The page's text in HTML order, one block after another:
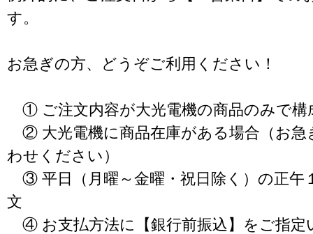
す。
お急ぎの方、どうぞご利用ください！
① ご注文内容が大光電機の商品のみで構
② 大光電機に商品在庫がある場合（お急
わせください）
③ 平日（月曜～金曜・祝日除く）の正午
文
④ お支払方法に【銀行前振込】をご指定